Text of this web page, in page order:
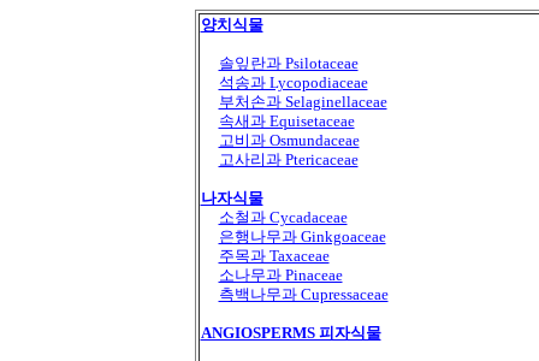
양치식물
솔잎란과 Psilotaceae
석송과 Lycopodiaceae
부처손과 Selaginellaceae
속새과 Equisetaceae
고비과 Osmundaceae
고사리과 Ptericaceae
나자식물
소철과 Cycadaceae
은행나무과 Ginkgoaceae
주목과 Taxaceae
소나무과 Pinaceae
측백나무과 Cupressaceae
ANGIOSPERMS 피자식물